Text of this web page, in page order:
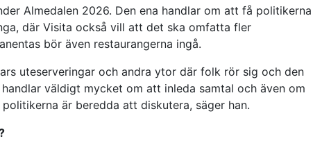
Almedalen 2026. Den ena handlar om att få politikerna
där Visita också vill att det ska omfatta fler
bör även restaurangerna ingå.
uteserveringar och andra ytor där folk rör sig och den
väldigt mycket om att inleda samtal och även om
är beredda att diskutera, säger han.